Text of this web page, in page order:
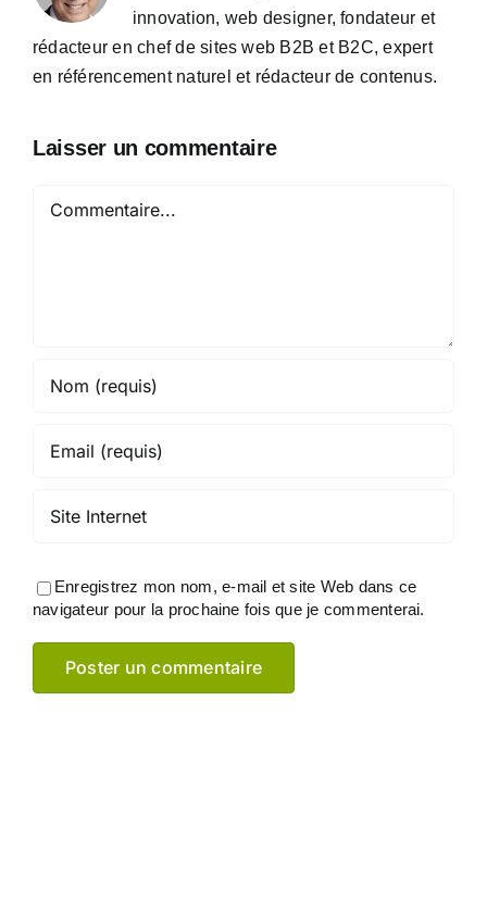
innovation, web designer, fondateur et
rédacteur en chef de sites web B2B et B2C, expert
en référencement naturel et rédacteur de contenus.
Laisser un commentaire
Enregistrez mon nom, e-mail et site Web dans ce
navigateur pour la prochaine fois que je commenterai.